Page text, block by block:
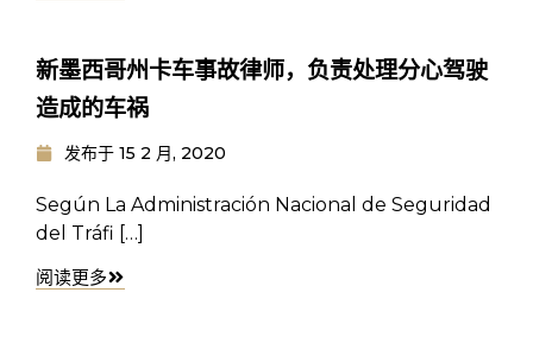
新墨西哥州卡车事故律师，负责处理分心驾驶
造成的车祸
发布于 15 2 月, 2020
Según La Administración Nacional de Seguridad
del Tráfi […]
阅读更多